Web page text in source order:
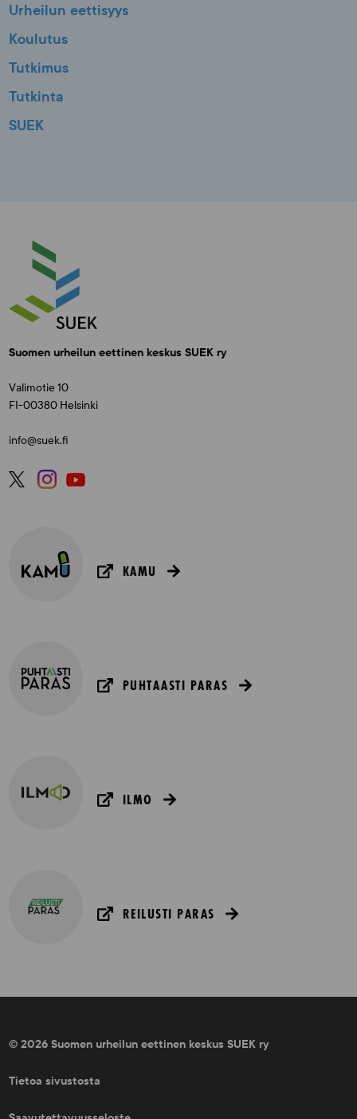
Urheilun eettisyys
Koulutus
Tutkimus
Tutkinta
SUEK
Suomen urheilun eettinen keskus SUEK ry
Valimotie 10
FI-00380 Helsinki
info@suek.fi
KAMU
PUHTAASTI PARAS
ILMO
REILUSTI PARAS
© 2026 Suomen urheilun eettinen keskus SUEK ry
Tietoa sivustosta